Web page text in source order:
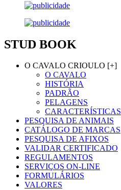
STUD BOOK
O CAVALO CRIOULO [+]
O CAVALO
HISTÓRIA
PADRÃO
PELAGENS
CARACTERÍSTICAS
PESQUISA DE ANIMAIS
CATÁLOGO DE MARCAS
PESQUISA DE AFIXOS
VALIDAR CERTIFICADO
REGULAMENTOS
SERVIÇOS ON-LINE
FORMULÁRIOS
VALORES